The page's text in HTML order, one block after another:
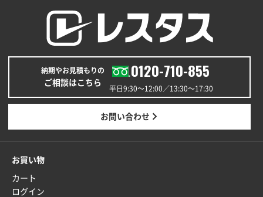
納期やお見積もりの
ご相談はこちら
0120-710-855
平日9:30〜12:00／13:30〜17:30
お問い合わせ
お買い物
カート
ログイン